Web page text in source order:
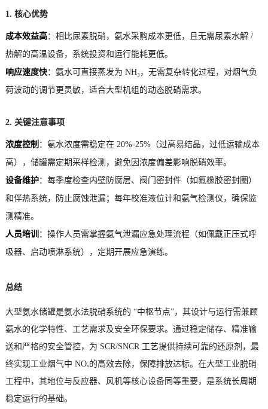
1. 核心优势
成本效益高：相比尿素脱硝，氨水采购成本更低，且无需尿素水解 /
热解的高温设备，系统投资和运行能耗更低。
响应速度快：氨水可直接蒸发为 NH₃，无需复杂转化过程，对烟气负
荷波动的调节更灵敏，适合大型机组的动态脱硝需求。
2. 关键注意事项
浓度控制 ：氨水浓度需稳定在 20%-25%（过高易结晶，过低运输成本
高），储罐需定期采样检测，避免因浓度偏差影响脱硝效率。
设备维护：每季度检查内壁防腐层、阀门密封件（如氟橡胶密封圈）
和伴热系统，防止腐蚀泄漏；每年校准液位计和氨气检测仪，确保监
测精准。
人员培训 ：操作人员需掌握氨气泄漏应急处理流程（如佩戴正压式呼
吸器、启动喷淋系统），定期开展应急演练。
总结
大型氨水储罐是氨水法脱硝系统的 “中枢节点”，其设计与运行需兼顾
氨水的化学特性、工艺需求及安全环保要求。通过稳定储存、精准输
送和严格的安全管控，为 SCR/SNCR 工艺提供持续可靠的还原剂，最
终实现工业烟气中 NOₓ的高效去除，保障排放达标。在大型工业脱硝
工程中，其地位与反应器、风机等核心设备同等重要，是系统长周期
稳定运行的基础。